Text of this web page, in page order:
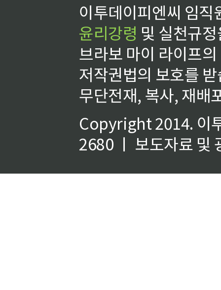
이투데이피엔씨 임
윤리강령 및 실천규
브라보 마이 라이프
저작권법의 보호를
무단전재, 복사, 재배
Copyright 2014. 이
2680 ㅣ 보도자료